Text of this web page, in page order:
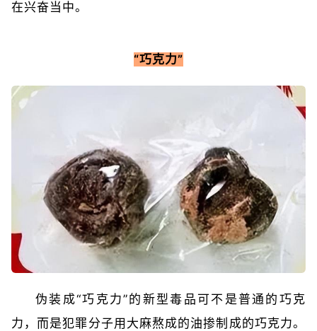
在兴奋当中。
“巧克力”
伪装成“巧克力”的新型毒品可不是普通的巧克
力，而是犯罪分子用大麻熬成的油掺制成的巧克力。